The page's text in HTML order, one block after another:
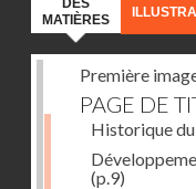
DES
MATIÈRES
Première
PAGE DE
Historique
(p.9)